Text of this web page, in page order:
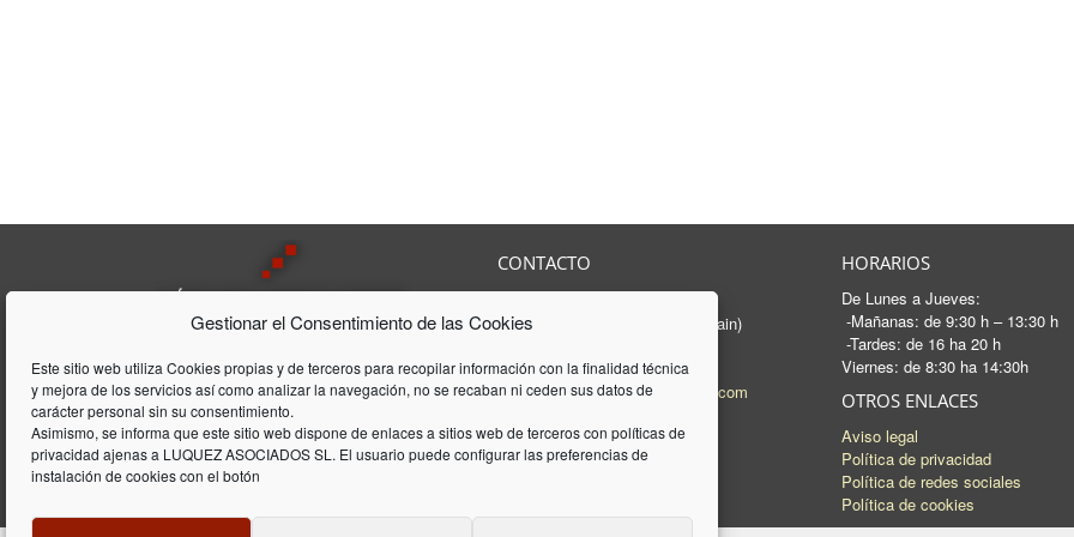
Gestionar el Consentimiento de las Cookies
Este sitio web utiliza Cookies propias y de terceros para recopilar información con la finalidad técnica
y mejora de los servicios así como analizar la navegación, no se recaban ni ceden sus datos de
carácter personal sin su consentimiento.
Asimismo, se informa que este sitio web dispone de enlaces a sitios web de terceros con políticas de
privacidad ajenas a LUQUEZ ASOCIADOS SL. El usuario puede configurar las preferencias de
instalación de cookies con el botón
Lúquez & ASSOCIATS, SL es una
Consultoría Laboral, que acumula
una trayectória de 20 años en el
ámbito laboral y de gestión de
empresas
CONTACTO
08208 Sabadell - Barcelona (Spain)
Fax:93 745 15 35
E-mail:mail@luquez-associats.com
HORARIOS
De Lunes a Jueves:
-Mañanas: de 9:30 h – 13:30 h
-Tardes: de 16 ha 20 h
Viernes: de 8:30 ha 14:30h
OTROS ENLACES
Aviso legal
Política de privacidad
Política de redes sociales
Política de cookies